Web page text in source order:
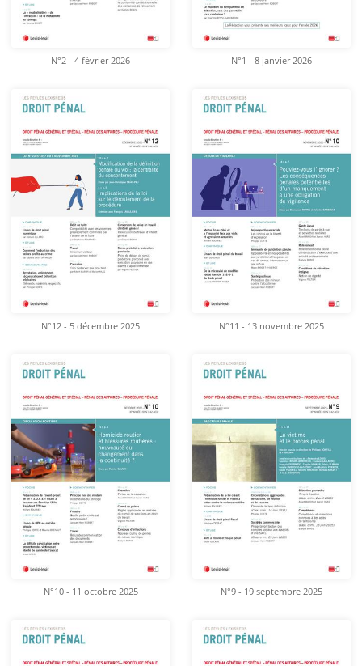
N°2 - 4 février 2026 N°1 - 8 janvier 2026
N°12 - 5 décembre 2025 N°11 - 13 novembre 2025
N°10 - 11 octobre 2025 N°9 - 19 septembre 2025